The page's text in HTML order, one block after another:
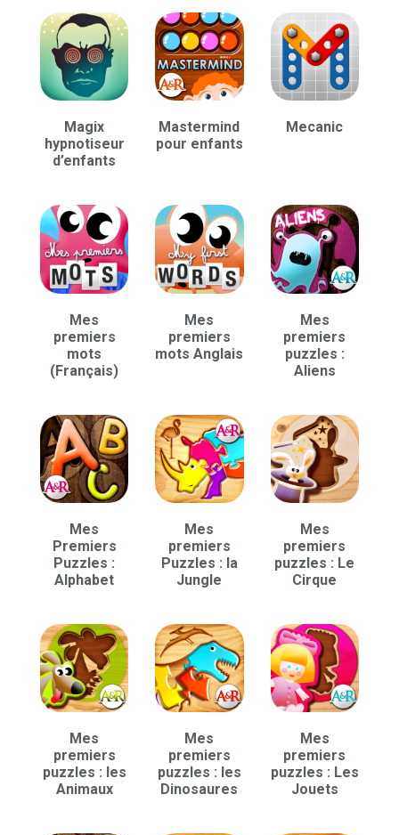
Magix
hypnotiseur
d’enfants
Mastermind
pour enfants
Mecanic
Mes
premiers
mots
(Français)
Mes
premiers
mots Anglais
Mes
premiers
puzzles :
Aliens
Mes
Premiers
Puzzles :
Alphabet
Mes
premiers
Puzzles : la
Jungle
Mes
premiers
puzzles : Le
Cirque
Mes
premiers
puzzles : les
Animaux
Mes
premiers
puzzles : les
Dinosaures
Mes
premiers
puzzles : Les
Jouets